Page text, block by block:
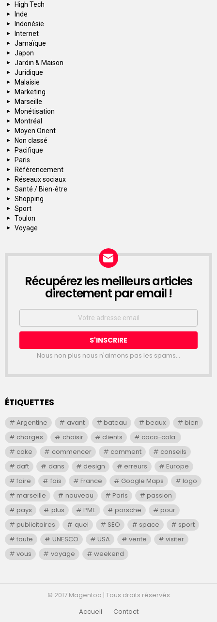
High Tech
Inde
Indonésie
Internet
Jamaïque
Japon
Jardin & Maison
Juridique
Malaisie
Marketing
Marseille
Monétisation
Montréal
Moyen Orient
Non classé
Pacifique
Paris
Référencement
Réseaux sociaux
Santé / Bien-être
Shopping
Sport
Toulon
Voyage
NEWSLETTER
Récupérez les meilleurs articles
directement par email !
Email
Nous non plus nous n'aimons pas les spams...
ÉTIQUETTES
Argentine avant bateau beaux
bien
charges
choisir clients
coca-cola:
coke
commencer comment
conseils
daft
dans design erreurs
Europe
faire
fois France Google Maps
logo
marseille
nouveau Paris
passion
pays
plus PME porsche
pour
publicitaires
quel SEO space
sport
toute
UNESCO USA vente
visiter
vous
voyage weekend
© 2017 Magentoo | Tous droits réservés
Accueil
Contact